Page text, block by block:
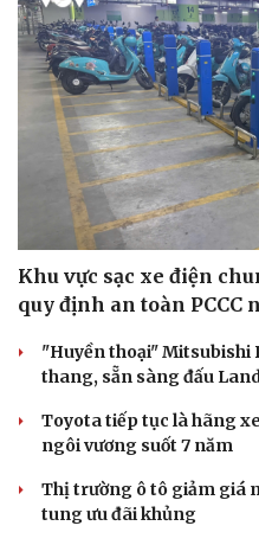
Du lịch
Tư vấn
Khu vực sạc xe điện
quy định an toàn PCCC
"Huyền thoại" Mitsubishi
thang, sẵn sàng đấu
Toyota tiếp tục là hãng
ngôi vương suốt 7 năm
Thị trường ô tô giảm giá
tung ưu đãi khủng